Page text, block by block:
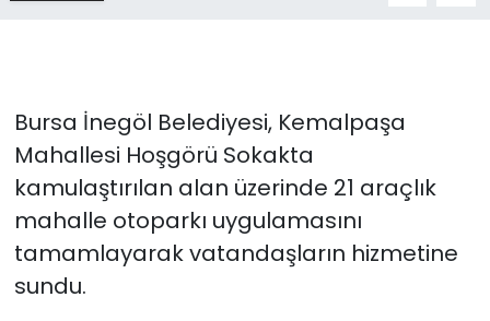
Bursa İnegöl Belediyesi, Kemalpaşa
Mahallesi Hoşgörü Sokakta
kamulaştırılan alan üzerinde 21 araçlık
mahalle otoparkı uygulamasını
tamamlayarak vatandaşların hizmetine
sundu.